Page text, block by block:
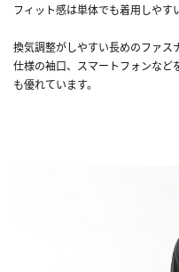
フィット感は単体でも着用しやす
換気調整がしやすい長めのファス
仕様の袖口、スマートフォンなど
も優れています。